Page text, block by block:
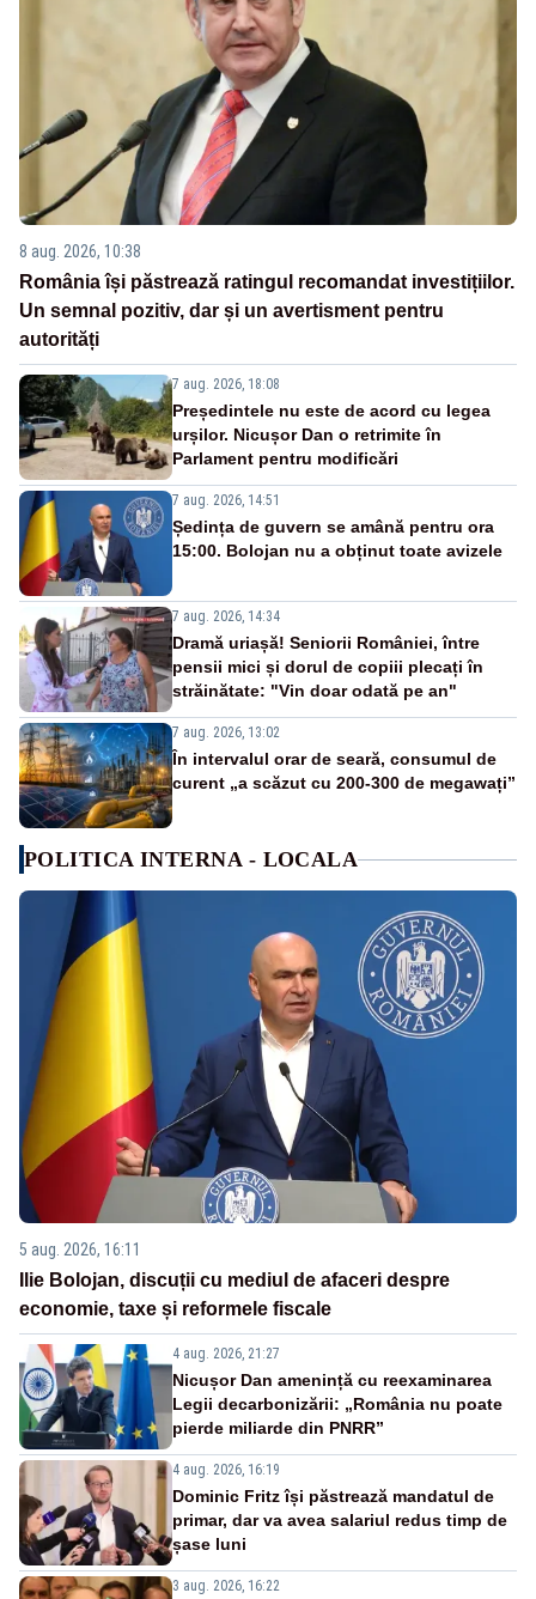
8 aug. 2026, 10:38
România își păstrează ratingul recomandat investițiilor.
Un semnal pozitiv, dar și un avertisment pentru
autorități
7 aug. 2026, 18:08
Președintele nu este de acord cu legea
urșilor. Nicușor Dan o retrimite în
Parlament pentru modificări
7 aug. 2026, 14:51
Ședința de guvern se amână pentru ora
15:00. Bolojan nu a obținut toate avizele
7 aug. 2026, 14:34
Dramă uriașă! Seniorii României, între
pensii mici și dorul de copiii plecați în
străinătate: "Vin doar odată pe an"
7 aug. 2026, 13:02
În intervalul orar de seară, consumul de
curent „a scăzut cu 200-300 de megawați”
POLITICA INTERNA - LOCALA
5 aug. 2026, 16:11
Ilie Bolojan, discuții cu mediul de afaceri despre
economie, taxe și reformele fiscale
4 aug. 2026, 21:27
Nicușor Dan amenință cu reexaminarea
Legii decarbonizării: „România nu poate
pierde miliarde din PNRR”
4 aug. 2026, 16:19
Dominic Fritz își păstrează mandatul de
primar, dar va avea salariul redus timp de
șase luni
3 aug. 2026, 16:22